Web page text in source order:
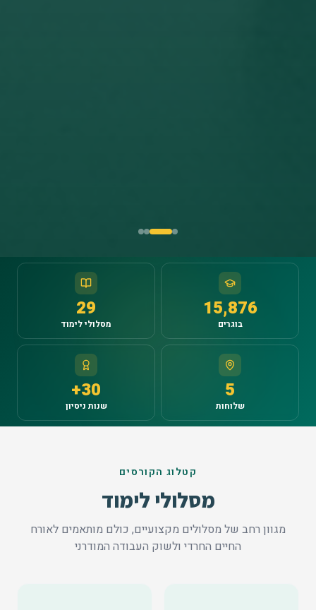
15,876
בוגרים
29
מסלולי לימוד
5
שלוחות
30
+
שנות ניסיון
קטלוג הקורסים
מסלולי לימוד
מגוון רחב של מסלולים מקצועיים, כולם מותאמים לאורח
החיים החרדי ולשוק העבודה המודרני